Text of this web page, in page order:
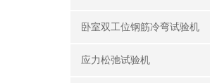
卧室双工位钢筋冷弯试验机
应力松弛试验机